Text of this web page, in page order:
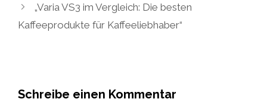
„Varia VS3 im Vergleich: Die besten
Kaffeeprodukte für Kaffeeliebhaber“
Schreibe einen Kommentar